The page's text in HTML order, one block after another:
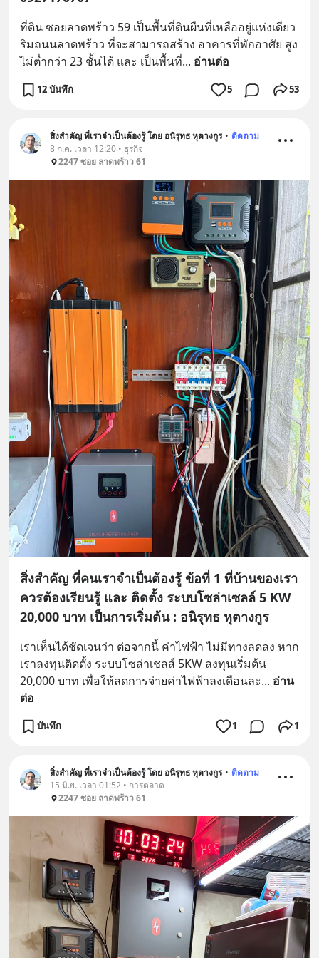
ที่ดิน ซอยลาดพร้าว 59 เป็นพื้นที่ดินผืนที่เหลืออยู่แห่งเดียว
ริมถนนลาดพร้าว ที่จะสามารถสร้าง อาคารที่พักอาศัย สูง
ไม่ต่ำกว่า 23 ชั้นได้ และ เป็นพื้นที่... อ่านต่อ
12 บันทึก 5 53
สิ่งสำคัญ ที่เราจำเป็นต้องรู้ โดย อนิรุทธ หุตางกูร • ติดตาม
8 ก.ค. เวลา 12:20 • ธุรกิจ
2247 ซอย ลาดพร้าว 61
สิ่งสำคัญ ที่คนเราจำเป็นต้องรู้ ข้อที่ 1 ที่บ้านของเรา
ควรต้องเรียนรู้ และ ติดตั้ง ระบบโซล่าเซลล์ 5 KW
20,000 บาท เป็นการเริ่มต้น : อนิรุทธ หุตางกูร
เราเห็นได้ชัดเจนว่า ต่อจากนี้ ค่าไฟฟ้า ไม่มีทางลดลง หาก
เราลงทุนติดตั้ง ระบบโซล่าเชลส์ 5KW ลงทุนเริ่มต้น
20,000 บาท เพื่อให้ลดการจ่ายค่าไฟฟ้าลงเดือนละ... อ่าน
ต่อ
บันทึก 1 1
สิ่งสำคัญ ที่เราจำเป็นต้องรู้ โดย อนิรุทธ หุตางกูร • ติดตาม
15 มิ.ย. เวลา 01:52 • การตลาด
2247 ซอย ลาดพร้าว 61